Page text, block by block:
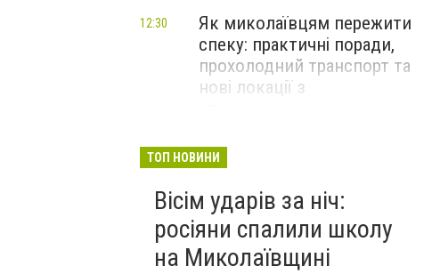
Як миколаївцям пережити
спеку: практичні поради,
прохолодний транспорт та
нові локації з
12:30
Смертельна пожежа в
добу: оперативне зведення
ДСНС, - ФОТО
11:40
ТОП НОВИНИ
Вісім ударів за ніч:
росіяни спалили школу
на Миколаївщині